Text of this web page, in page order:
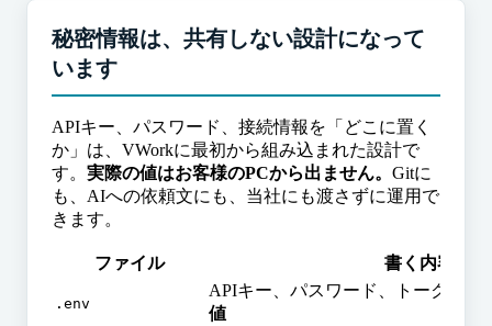
秘密情報は、共有しない設計になって
います
APIキー、パスワード、接続情報を「どこに置く
か」は、VWorkに最初から組み込まれた設計で
す。 実際の値はお客様のPCから出ません。 Gitに
も、AIへの依頼文にも、当社にも渡さずに運用で
きます。
ファイル 書く内容
.env
APIキー、パスワード、トークンな
値